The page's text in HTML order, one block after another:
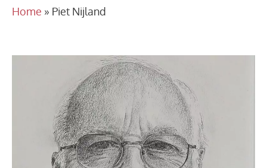
Home » Piet Nijland